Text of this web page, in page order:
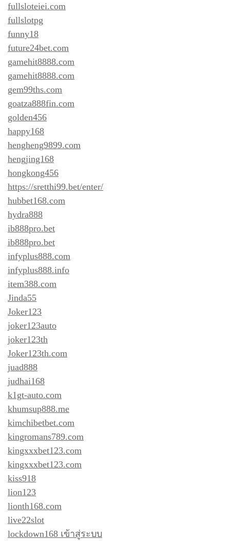
fullsloteiei.com
fullslotpg
funny18
future24bet.com
gamehit8888.com
gamehit8888.com
gem99ths.com
goatza888fin.com
golden456
happy168
hengheng9899.com
hengjing168
hongkong456
https://sretthi99.bet/enter/
hubbet168.com
hydra888
ib888pro.bet
ib888pro.bet
infyplus888.com
infyplus888.info
item388.com
Jinda55
Joker123
joker123auto
joker123th
Joker123th.com
juad888
judhai168
k1gt-auto.com
khumsup888.me
kimchibetbet.com
kingromans789.com
kingxxxbet123.com
kingxxxbet123.com
kiss918
lion123
lionth168.com
live22slot
lockdown168 เข้าสู่ระบบ